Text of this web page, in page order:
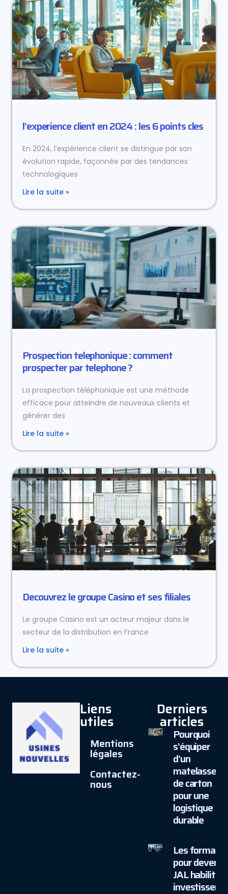
l’experience client en 2024 : les 6 points cles
En 2024, l’expérience client se distingue par son
évolution rapide, façonnée par des tendances
technologiques
Lire la suite »
Prospection telephonique : comment
prospecter par telephone ?
La prospection téléphonique est une méthode
efficace pour atteindre de nouveaux clients et
générer des
Lire la suite »
Decouvrez le groupe Casino et ses filiales
Le groupe Casino est un acteur majeur dans le
secteur de la distribution en France
Lire la suite »
Liens
utiles
Mentions
légales
Contactez-
nous
Derniers
articles
Pourquoi
s’équiper
d’un
matelasseur
de carton
pour une
logistique
durable
Les
pour devenir
JAL habilité :